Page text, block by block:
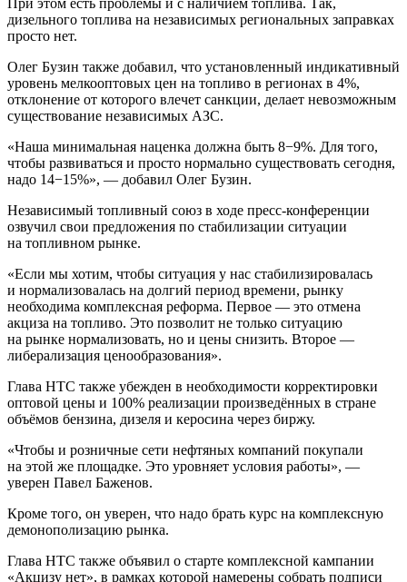
дизельного топлива на независимых региональных заправках
просто нет.
Олег Бузин также добавил, что установленный индикативный
уровень мелкооптовых цен на топливо в регионах в 4%,
отклонение от которого влечет санкции, делает невозможным
существование независимых АЗС.
«Наша минимальная наценка должна быть 8−9%. Для того,
чтобы развиваться и просто нормально существовать сегодня,
надо 14−15%», — добавил Олег Бузин.
Независимый топливный союз в ходе пресс-конференции
озвучил свои предложения по стабилизации ситуации
на топливном рынке.
«Если мы хотим, чтобы ситуация у нас стабилизировалась
и нормализовалась на долгий период времени, рынку
необходима комплексная реформа. Первое — это отмена
акциза на топливо. Это позволит не только ситуацию
на рынке нормализовать, но и цены снизить. Второе —
либерализация ценообразования».
Глава НТС также убежден в необходимости корректировки
оптовой цены и 100% реализации произведённых в стране
объёмов бензина, дизеля и керосина через биржу.
«Чтобы и розничные сети нефтяных компаний покупали
на этой же площадке. Это уровняет условия работы», —
уверен Павел Баженов.
Кроме того, он уверен, что надо брать курс на комплексную
демонополизацию рынка.
Глава НТС также объявил о старте комплексной кампании
«Акцизу нет», в рамках которой намерены собрать подписи